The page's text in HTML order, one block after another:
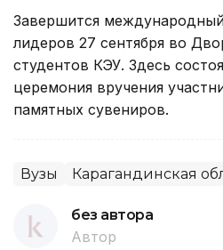
Завершится
лидеров 27 сентября во
студентов КЭУ. Здесь
церемония вручения
памятных сувениров.
Вузы Карагандинская
без автора
Автор